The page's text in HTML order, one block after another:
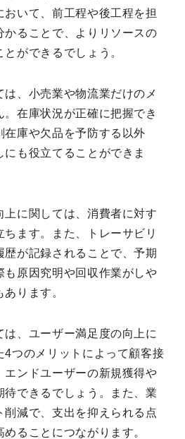
いて、前工程や後工程を担
かることで、よりリソースの
ができるでしょう。
、小売業や物流業だけのメ
。在庫状況が正確に把握でき
在庫や欠品を予防する以外
も役立てることができま
上に関しては、消費者に対す
ます。また、トレーサビリ
歴が記録されることで、予期
も原因究明や回収作業がしや
ります。
、ユーザー満足度の向上に
4つのメリットによって顧客接
エンドユーザーの新規獲得や
待できるでしょう。また、業
削減で、支出を抑えられる点
ることにつながります。